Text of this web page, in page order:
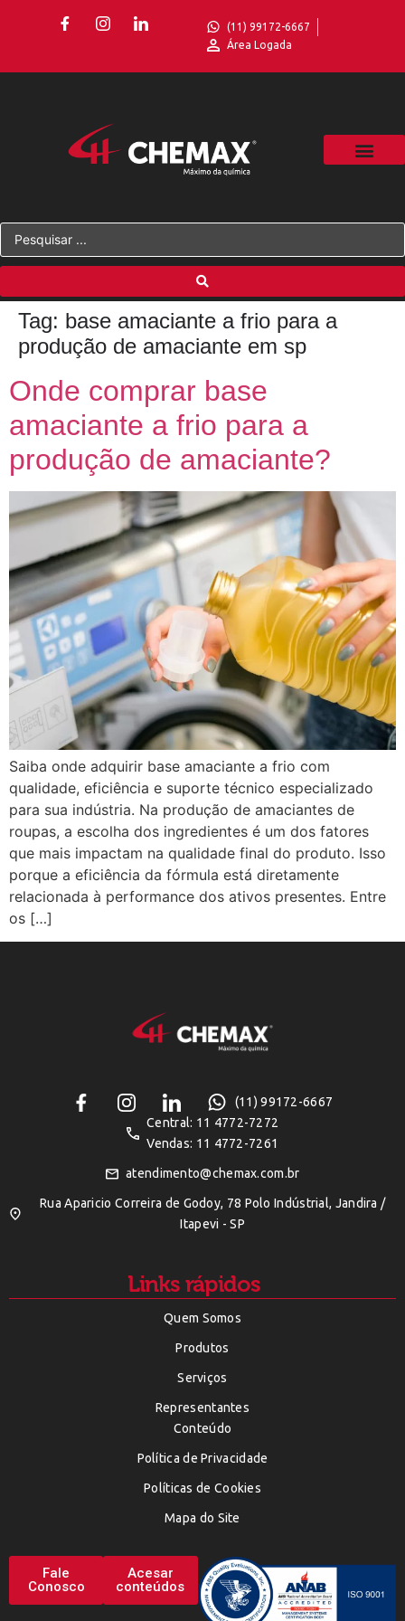
(11) 99172-6667
Área Logada
Tag: base amaciante a frio para a
produção de amaciante em sp
Onde comprar base
amaciante a frio para a
produção de amaciante?
Saiba onde adquirir base amaciante a frio com
qualidade, eficiência e suporte técnico especializado
para sua indústria. Na produção de amaciantes de
roupas, a escolha dos ingredientes é um dos fatores
que mais impactam na qualidade final do produto. Isso
porque a eficiência da fórmula está diretamente
relacionada à performance dos ativos presentes. Entre
os […]
(11) 99172-6667
Central: 11 4772-7272
Vendas: 11 4772-7261
atendimento@chemax.com.br
Rua Aparicio Correira de Godoy, 78 Polo Indústrial, Jandira /
Itapevi - SP
Links rápidos
Quem Somos
Produtos
Serviços
Representantes
Conteúdo
Política de Privacidade
Políticas de Cookies
Mapa do Site
Fale
Conosco
Acesar
conteúdos